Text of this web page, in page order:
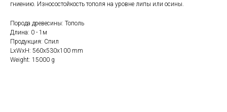
гниению. Износостойкость тополя на уровне липы или осины.
Порода древесины: Тополь
Длина: 0 - 1м
Продукция: Спил
LxWxH: 560x530x100 mm
Weight: 15000 g